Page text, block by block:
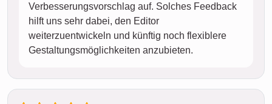
Verbesserungsvorschlag auf. Solches Feedback
hilft uns sehr dabei, den Editor
weiterzuentwickeln und künftig noch flexiblere
Gestaltungsmöglichkeiten anzubieten.